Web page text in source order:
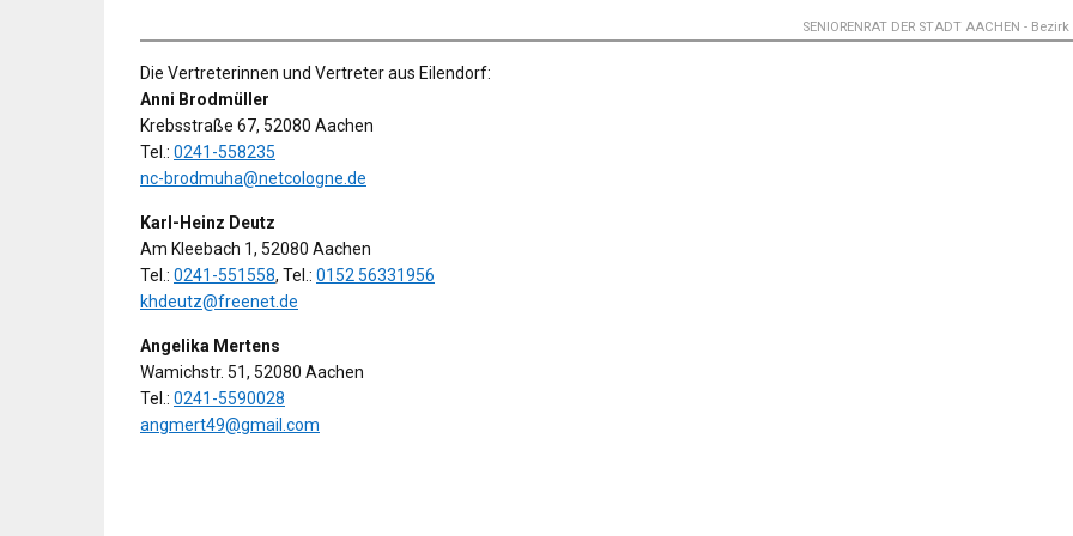
SENIORENRAT DER STADT AACHEN -
Die Vertreterinnen und Vertreter aus Eilendorf:
Anni Brodmüller
Krebsstraße 67, 52080 Aachen
Tel.: 0241-558235
nc-brodmuha@netcologne.de
Karl-Heinz Deutz
Am Kleebach 1, 52080 Aachen
Tel.: 0241-551558, Tel.: 0152 56331956
khdeutz@freenet.de
Angelika Mertens
Wamichstr. 51, 52080 Aachen
Tel.: 0241-5590028
angmert49@gmail.com